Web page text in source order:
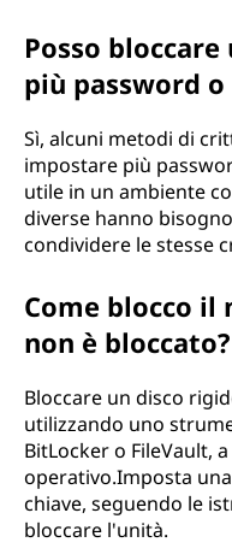
Posso
più password o
Sì, alcuni metodi di
impostare più
utile in un ambiente
diverse hanno
condividere le stesse
Come blocco il
non è bloccato?
Bloccare un disco
utilizzando uno
BitLocker o FileVault,
operativo.Imposta
chiave, seguendo le
bloccare l'unità.